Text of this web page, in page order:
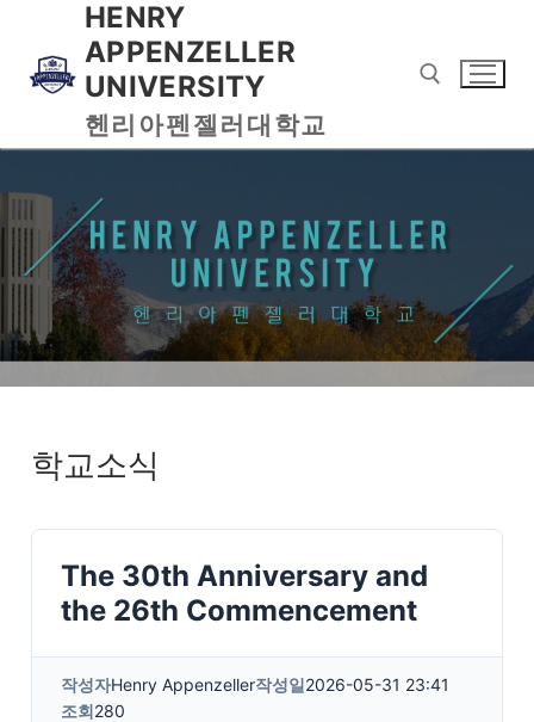
HENRY
APPENZELLER
UNIVERSITY
헨리아펜젤러대학교
학교소식
The 30th Anniversary and
the 26th Commencement
작성자Henry Appenzeller작성일2026-05-31 23:41
조회280